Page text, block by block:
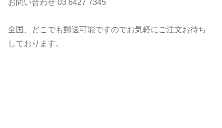
お問い合わせ 03 6427 7345
全国、どこでも郵送可能ですのでお気軽にご注文お待ち
しております。